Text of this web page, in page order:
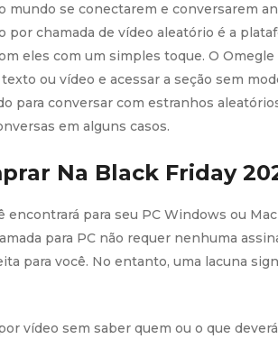
se conectarem e conversarem
chamada de vídeo aleatório é a
eles com um simples toque. O
ou vídeo e acessar a seção sem
para conversar com estranhos
em alguns casos.
Na Black Friday
para seu PC Windows ou
para PC não requer nenhuma
para você. No entanto, uma lacuna
vídeo sem saber quem ou o que